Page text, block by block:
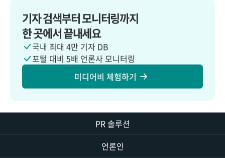
기자 검색부터 모니터링까지
한 곳에서 끝내세요
국내 최대 4만 기자 DB
포털 대비 5배 언론사 모니터링
미디어비 체험하기
PR 솔루션
언론인